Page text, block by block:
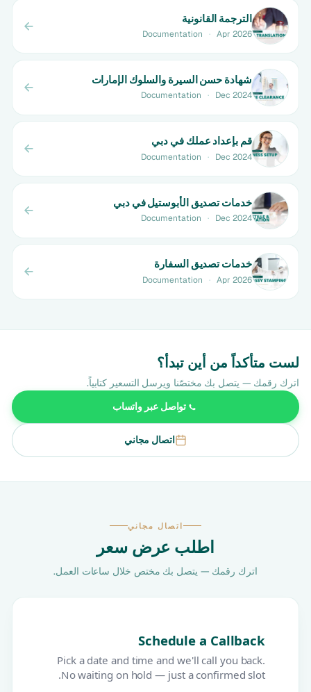
الترجمة القانونية
Documentation · Apr 2026
شهادة حسن السيرة والسلوك الإمارات
Documentation · Dec 2024
قم بإعداد عملك في دبي
Documentation · Dec 2024
خدمات تصديق الأبوستيل في دبي
Documentation · Dec 2024
خدمات تصديق السفارة
Documentation · Apr 2026
لست متأكداً من أين تبدأ؟
اترك رقمك — يتصل بك مختصّنا ويرسل التسعير كتابياً.
تواصل عبر واتساب
اتصال مجاني
اتصال مجاني
اطلب عرض سعر
اترك رقمك — يتصل بك مختص خلال ساعات العمل.
Schedule a Callback
Pick a date and time and we'll call you back.
No waiting on hold — just a confirmed slot.